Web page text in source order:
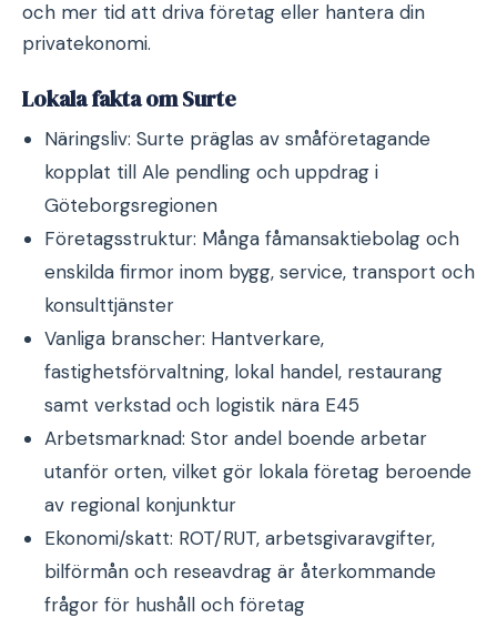
och mer tid att driva företag eller hantera din
privatekonomi.
Lokala fakta om Surte
Näringsliv: Surte präglas av småföretagande
kopplat till Ale pendling och uppdrag i
Göteborgsregionen
Företagsstruktur: Många fåmansaktiebolag och
enskilda firmor inom bygg, service, transport och
konsulttjänster
Vanliga branscher: Hantverkare,
fastighetsförvaltning, lokal handel, restaurang
samt verkstad och logistik nära E45
Arbetsmarknad: Stor andel boende arbetar
utanför orten, vilket gör lokala företag beroende
av regional konjunktur
Ekonomi/skatt: ROT/RUT, arbetsgivaravgifter,
bilförmån och reseavdrag är återkommande
frågor för hushåll och företag